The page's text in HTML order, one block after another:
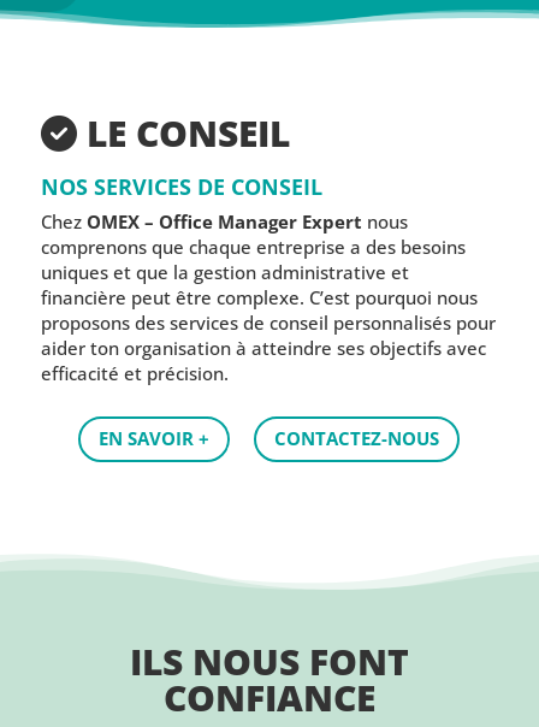
LE CONSEIL
NOS SERVICES DE CONSEIL
Chez OMEX – Office Manager Expert nous
comprenons que chaque entreprise a des besoins
uniques et que la gestion administrative et
financière peut être complexe. C’est pourquoi nous
proposons des services de conseil personnalisés pour
aider ton organisation à atteindre ses objectifs avec
efficacité et précision.
EN SAVOIR + CONTACTEZ-NOUS
ILS NOUS FONT
CONFIANCE